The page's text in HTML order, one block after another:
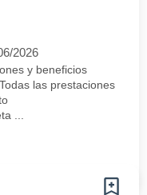
2026
y beneficios
las prestaciones
...